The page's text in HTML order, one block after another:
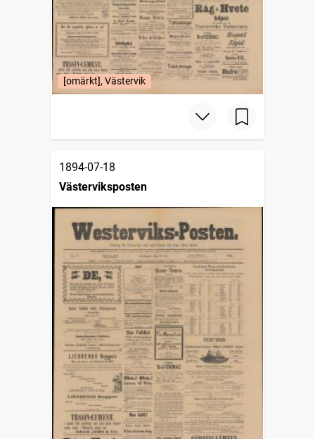
[omärkt], Västervik
1894-07-18
Västerviksposten